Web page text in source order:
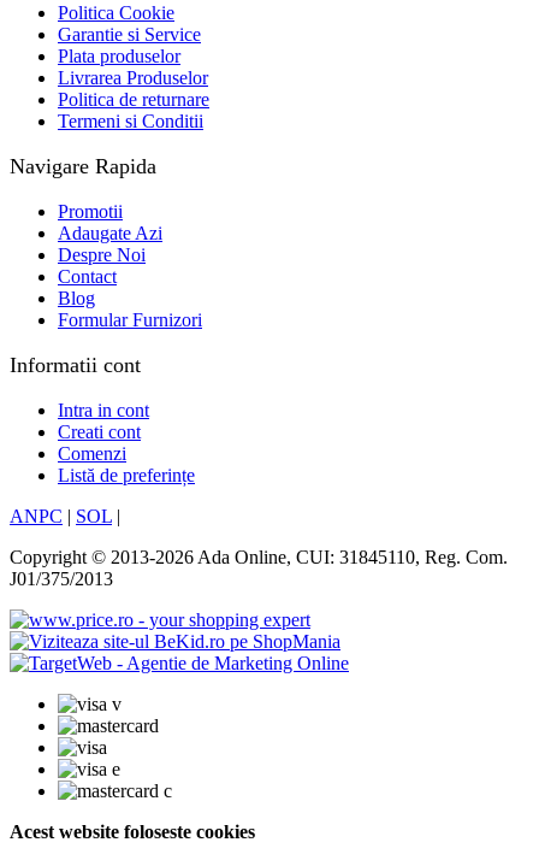
Politica Cookie
Garantie si Service
Plata produselor
Livrarea Produselor
Politica de returnare
Termeni si Conditii
Navigare Rapida
Promotii
Adaugate Azi
Despre Noi
Contact
Blog
Formular Furnizori
Informatii cont
Intra in cont
Creati cont
Comenzi
Listă de preferințe
ANPC | SOL |
Copyright © 2013-2026 Ada Online, CUI: 31845110, Reg. Com.
J01/375/2013
Acest website foloseste cookies